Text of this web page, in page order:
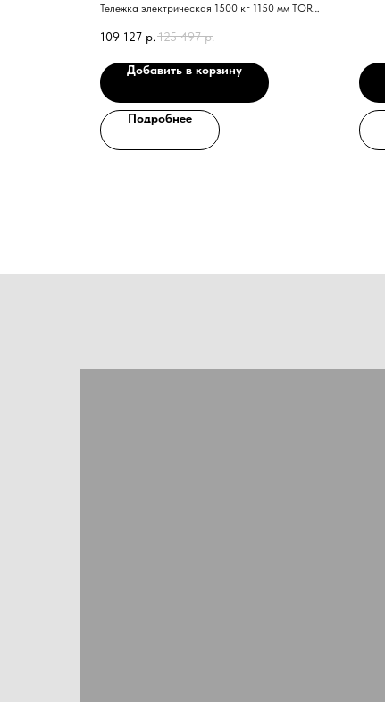
Тележка электрическая 1500 кг 1150 мм TOR
109 127 р. 125 497 р.
Добавить в корзину
Подробнее